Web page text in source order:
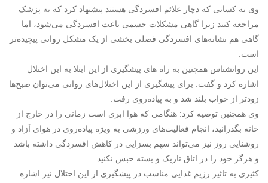
وی به کسانی که دچار علائم افسردگی هستند پیشنهاد کرد که به پزشک
مراجعه کنند زیرا گاهی مشکلات جسمی باعث افسردگی می‌شود، اما
گاهی هم نشانه‌های افسردگی فصلی بخشی از یک مشکل روانی پیچیده‌تر
است.
این روانشناس همچنین به ‌راه های پیشگیری از این ابتلا به این اختلال
اشاره کرد و گفت: برای پیشگیری از این اختلال‌های روانی می‌توان صبح‌ها
زودتر از خواب بلند شد و به پیاده‌روی رفت.
وی همچنین توصیه کرد: هنگامی که هوا ابری است زمانی را در خارج از
خانه بگذرانید، انجام فعالیت‌های ورزشی به ویژه پیاده‌روی در هوای آزاد و
روشنایی روز نیز می‌تواند سهم بسزایی در کاهش افسردگی داشته باشد
و هرگز خود را در اتاق تاریک و بسته حبس نکنید.
کثیری به تاثیر رژیم غذایی مناسب در پیشگیری از این اختلال نیز اشاره